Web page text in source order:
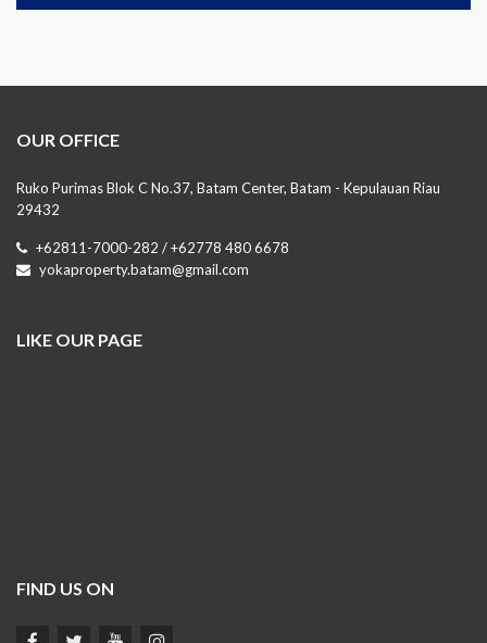
OUR OFFICE
Ruko Purimas Blok C No.37, Batam Center, Batam - Kepulauan Riau
29432
+62811-7000-282 / +62778 480 6678
yokaproperty.batam@gmail.com
LIKE OUR PAGE
FIND US ON